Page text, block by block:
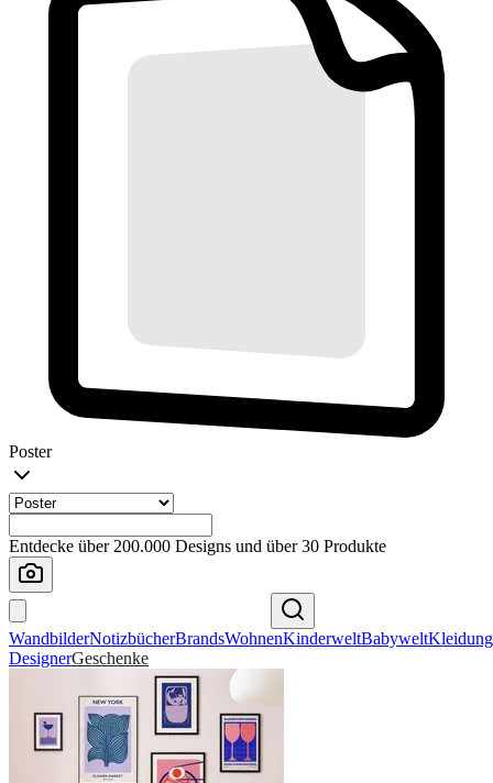
Poster
Entdecke über 200.000 Designs und über 30 Produkte
WandbilderNotizbücherBrandsWohnenKinderweltBabyweltKleidung
DesignerGeschenke